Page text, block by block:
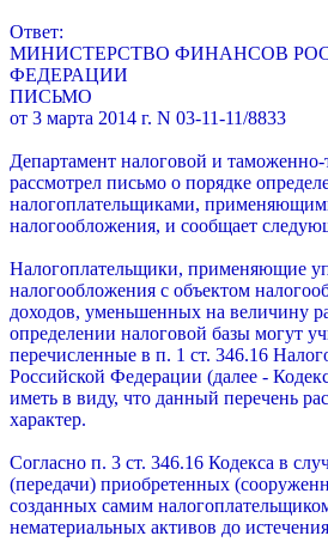
Ответ:
МИНИСТЕРСТВО ФИНАНСОВ
ФЕДЕРАЦИИ
ПИСЬМО
от 3 марта 2014 г. N 03-11-11/8833
Департамент налоговой и
рассмотрел письмо о порядке
налогоплательщиками,
налогообложения, и сообщает
Налогоплательщики, применяющие
налогообложения с объектом
доходов, уменьшенных на величину
определении налоговой базы могут
перечисленные в п. 1 ст. 346.16
Российской Федерации (далее -
иметь в виду, что данный перечень
характер.
Согласно п. 3 ст. 346.16 Кодекса в
(передачи) приобретенных
созданных самим
нематериальных активов до